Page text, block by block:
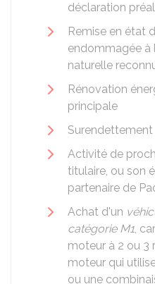
déclaration
Remise en état
endommagée à
naturelle
Rénovation
principale
Surendettement
Activité de
titulaire, ou son
partenaire de
Achat d'un
catégorie M1,
moteur à 2 ou 3
moteur qui
ou une